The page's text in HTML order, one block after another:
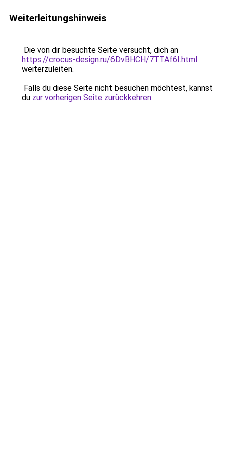
Weiterleitungshinweis
Die von dir besuchte Seite versucht, dich an
https://crocus-design.ru/6DvBHCH/7TTAf6I.html
weiterzuleiten.
Falls du diese Seite nicht besuchen möchtest, kannst
du zur vorherigen Seite zurückkehren.